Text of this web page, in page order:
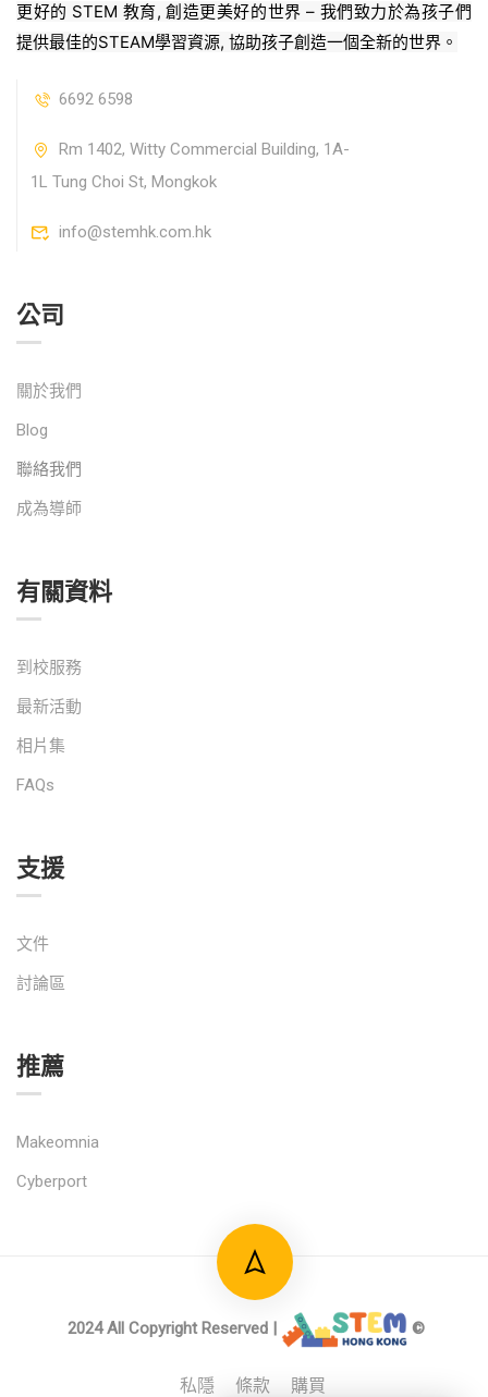
更好的 STEM 教育, 創造更美好的世界 – 我們致力於為孩子們
提供最佳的STEAM學習資源, 協助孩子創造一個全新的世界。
6692 6598
Rm 1402, Witty Commercial Building, 1A-
1L Tung Choi St, Mongkok
info@stemhk.com.hk
公司
關於我們
Blog
聯絡我們
成為導師
有關資料
到校服務
最新活動
相片集
FAQs
支援
文件
討論區
推薦
Makeomnia
Cyberport
2024 All Copyright Reserved | ©
私隱 條款 購買